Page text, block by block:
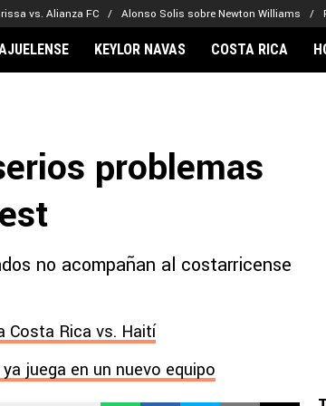
vs. Alianza FC Alonso Solis sobre Newton Williams
Laing
Alajuelense
Herediano
Olimpia
Noticias
KEYLOR NAVAS COSTA RICA
problemas
no acompañan al costarricense
Costa Rica vs. Haití
juega en un nuevo equipo